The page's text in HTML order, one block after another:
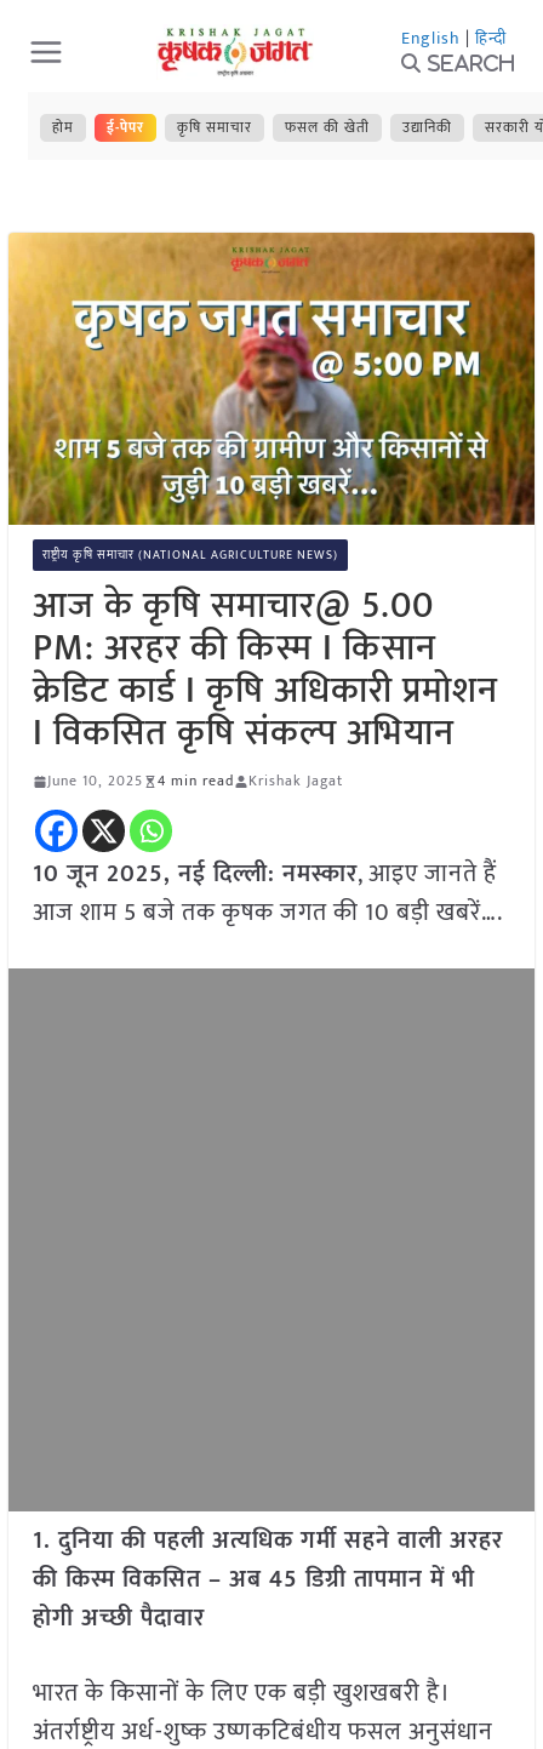
Skip
to
content
English | हिन्दी
Search
होम ई-पेपर कृषि समाचार फसल की खेती उद्यानिकी सरकारी
राष्ट्रीय कृषि समाचार (NATIONAL AGRICULTURE NEWS)
आज के कृषि समाचार@ 5.00
PM: अरहर की किस्म I किसान
क्रेडिट कार्ड I कृषि अधिकारी प्रमोशन
I विकसित कृषि संकल्प अभियान
June 10, 2025 4 min read Krishak Jagat
10 जून 2025, नई दिल्ली: नमस्कार, आइए जानते हैं
आज शाम 5 बजे तक कृषक जगत की 10 बड़ी खबरें….
1. दुनिया की पहली अत्यधिक गर्मी सहने वाली अरहर
की किस्म विकसित – अब 45 डिग्री तापमान में भी
होगी अच्छी पैदावार
भारत के किसानों के लिए एक बड़ी खुशखबरी है।
अंतर्राष्ट्रीय अर्ध-शुष्क उष्णकटिबंधीय फसल अनुसंधान